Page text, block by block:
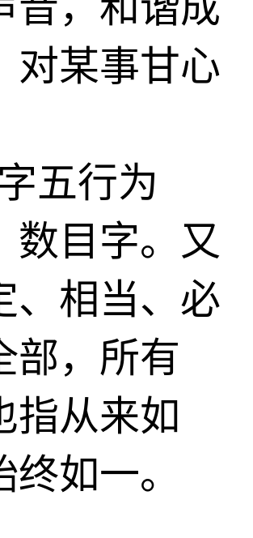
对某事甘心
五行为
数目字。又
、相当、必
部，所有
指从来如
终如一。